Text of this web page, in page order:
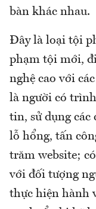
bàn khác nhau.
Đây là loại tội
phạm tội mới,
nghệ cao với
là người có
tin, sử dụng các
lỗ hổng, tấn
trăm website;
với đối tượng
thực hiện hành